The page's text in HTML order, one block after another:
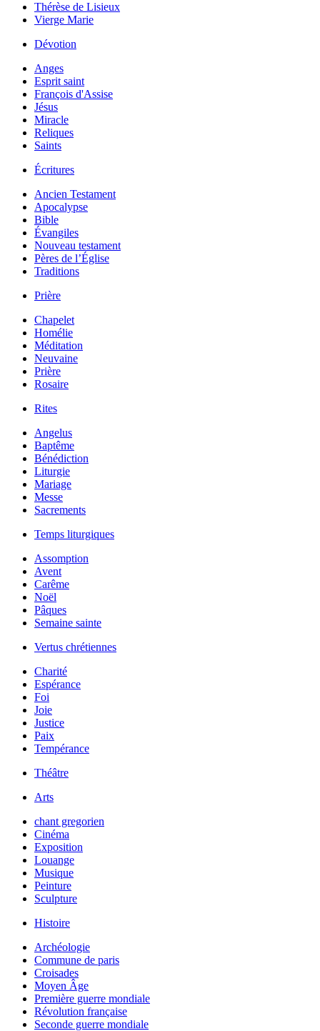
Thérèse de Lisieux
Vierge Marie
Dévotion
Anges
Esprit saint
François d'Assise
Jésus
Miracle
Reliques
Saints
Écritures
Ancien Testament
Apocalypse
Bible
Évangiles
Nouveau testament
Pères de l’Église
Traditions
Prière
Chapelet
Homélie
Méditation
Neuvaine
Prière
Rosaire
Rites
Angelus
Baptême
Bénédiction
Liturgie
Mariage
Messe
Sacrements
Temps liturgiques
Assomption
Avent
Carême
Noël
Pâques
Semaine sainte
Vertus chrétiennes
Charité
Espérance
Foi
Joie
Justice
Paix
Tempérance
Théâtre
Arts
chant gregorien
Cinéma
Exposition
Louange
Musique
Peinture
Sculpture
Histoire
Archéologie
Commune de paris
Croisades
Moyen Âge
Première guerre mondiale
Révolution française
Seconde guerre mondiale